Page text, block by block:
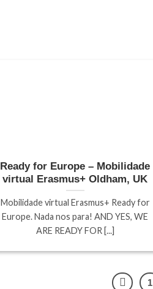
Ready for Europe – Mobilidade
virtual Erasmus+ Oldham, UK
Mobilidade virtual Erasmus+ Ready for
Europe. Nada nos para! AND YES, WE
ARE READY FOR [...]
1